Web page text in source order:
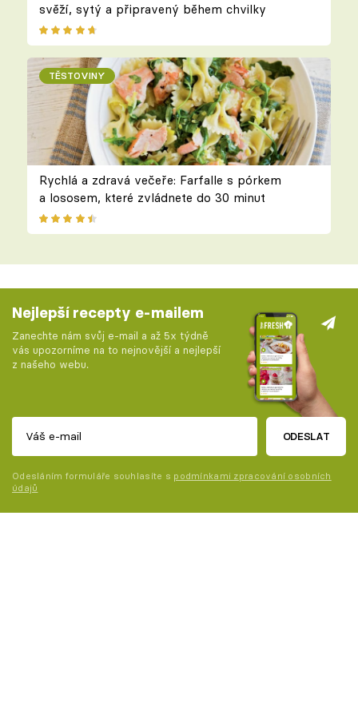
svěží, sytý a připravený během chvilky
TĚSTOVINY
Rychlá a zdravá večeře: Farfalle s pórkem
a lososem, které zvládnete do 30 minut
Nejlepší recepty e-mailem
Zanechte nám svůj e-mail a až 5x týdně
vás upozorníme na to nejnovější a nejlepší
z našeho webu.
ODESLAT
Odesláním formuláře souhlasíte s podmínkami zpracování osobních
údajů